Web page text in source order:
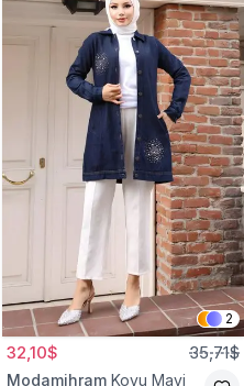
2
32,10$ 35,71$
Modamihram Koyu Mavi